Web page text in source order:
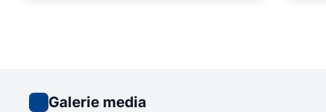
Galerie media